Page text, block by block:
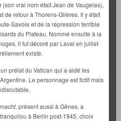
(son vrai nom était Jean de Vaugelas),
de retour à Thorens-Glières. Il y était
Savoie et de la répression terrible
du Plateau. Nommé ensuite à la
il fut décoré par Laval en juillet
existé.
prélat du Vatican qui a aidé les
Le personnage est fictif mais
, présent aussi à Gênes, a
à Berlin post-1945, choix